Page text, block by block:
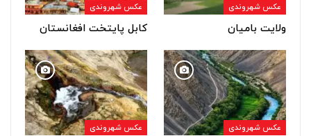
عکس شهروندی
ولایت بامیان
عکس شهروندی
کابل پایتخت افغانستان
عکس شهروندی عکس شهروندی